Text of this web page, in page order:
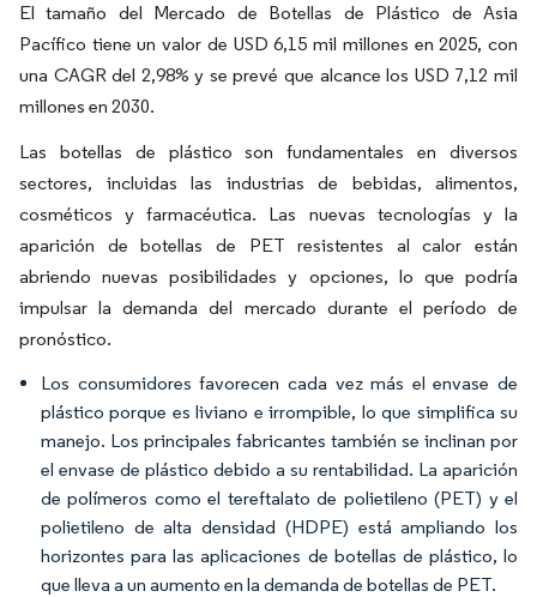
El tamaño del Mercado de Botellas de Plástico de Asia
Pacífico tiene un valor de USD 6,15 mil millones en 2025, con
una CAGR del 2,98% y se prevé que alcance los USD 7,12 mil
millones en 2030.
Las botellas de plástico son fundamentales en diversos
sectores, incluidas las industrias de bebidas, alimentos,
cosméticos y farmacéutica. Las nuevas tecnologías y la
aparición de botellas de PET resistentes al calor están
abriendo nuevas posibilidades y opciones, lo que podría
impulsar la demanda del mercado durante el período de
pronóstico.
Los consumidores favorecen cada vez más el envase de
plástico porque es liviano e irrompible, lo que simplifica su
manejo. Los principales fabricantes también se inclinan por
el envase de plástico debido a su rentabilidad. La aparición
de polímeros como el tereftalato de polietileno (PET) y el
polietileno de alta densidad (HDPE) está ampliando los
horizontes para las aplicaciones de botellas de plástico, lo
que lleva a un aumento en la demanda de botellas de PET.